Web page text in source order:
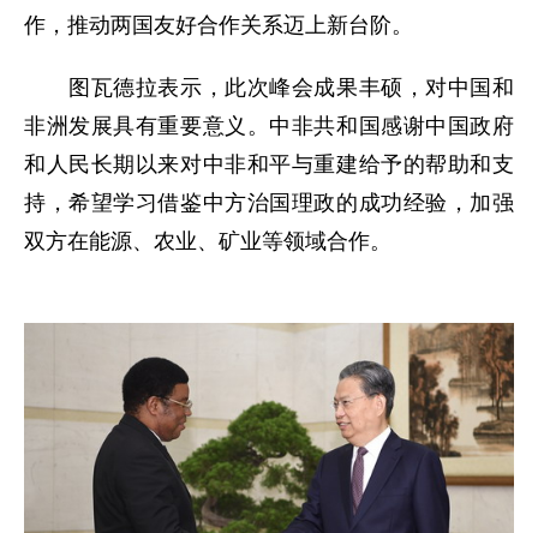
作，推动两国友好合作关系迈上新台阶。
图瓦德拉表示，此次峰会成果丰硕，对中国和
非洲发展具有重要意义。中非共和国感谢中国政府
和人民长期以来对中非和平与重建给予的帮助和支
持，希望学习借鉴中方治国理政的成功经验，加强
双方在能源、农业、矿业等领域合作。